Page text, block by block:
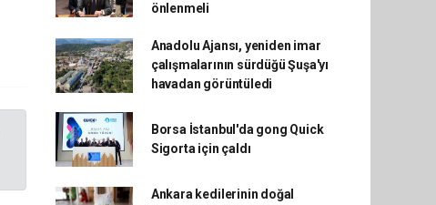
önlenmeli
Anadolu Ajansı, yeniden imar
çalışmalarının sürdüğü Şuşa'yı
havadan görüntüledi
Borsa İstanbul'da gong Quick
Sigorta için çaldı
Ankara kedilerinin doğal